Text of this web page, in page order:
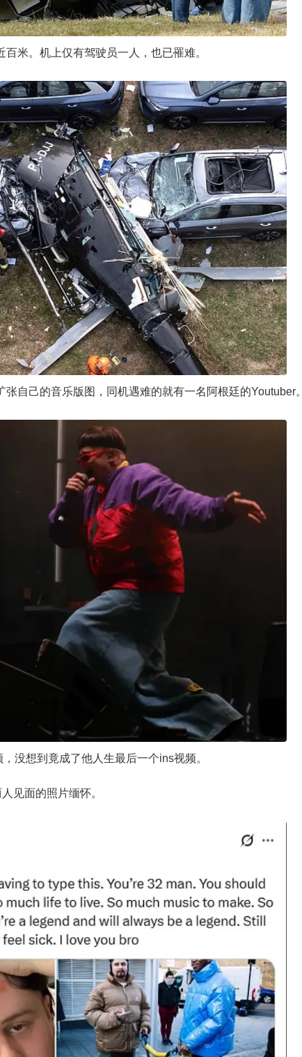
米。机上仅有驾驶员一人，也已罹难。
自己的音乐版图，同机遇难的就有一名阿根廷的Youtuber。
没想到竟成了他人生最后一个ins视频。
见面的照片缅怀。